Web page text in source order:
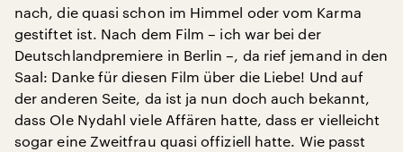
nach, die quasi schon im Himmel oder vom Karma
gestiftet ist. Nach dem Film – ich war bei der
Deutschlandpremiere in Berlin –, da rief jemand in den
Saal: Danke für diesen Film über die Liebe! Und auf
der anderen Seite, da ist ja nun doch auch bekannt,
dass Ole Nydahl viele Affären hatte, dass er vielleicht
sogar eine Zweitfrau quasi offiziell hatte. Wie passt